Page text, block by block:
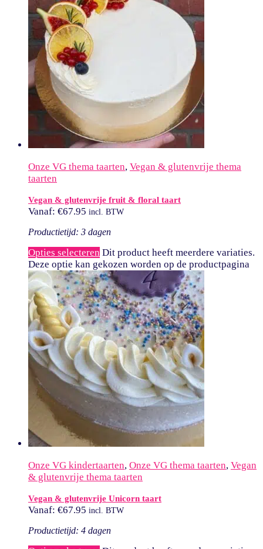
Onze VG thema taarten, Vegan & glutenvrije thema
taarten
Vegan & glutenvrije fruit & floral taart
Vanaf: €67.95 incl. BTW
Productietijd: 3 dagen
Opties selecteren Dit product heeft meerdere variaties.
Deze optie kan gekozen worden op de productpagina
Onze VG kindertaarten, Onze VG thema taarten, Vegan
& glutenvrije thema taarten
Vegan & glutenvrije Unicorn taart
Vanaf: €67.95 incl. BTW
Productietijd: 4 dagen